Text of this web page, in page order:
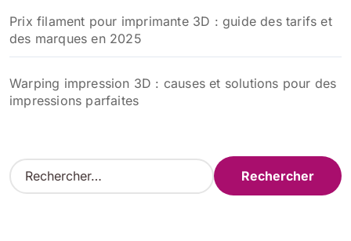
Prix filament pour imprimante 3D : guide des tarifs et
des marques en 2025
Warping impression 3D : causes et solutions pour des
impressions parfaites
R
e